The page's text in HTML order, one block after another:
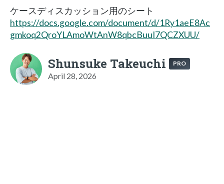
ケースディスカッション用のシート
https://docs.google.com/document/d/1Ry1aeE8Ac
gmkoq2QroYLAmoWtAnW8qbcBuuI7QCZXUU/
Shunsuke Takeuchi PRO
April 28, 2026